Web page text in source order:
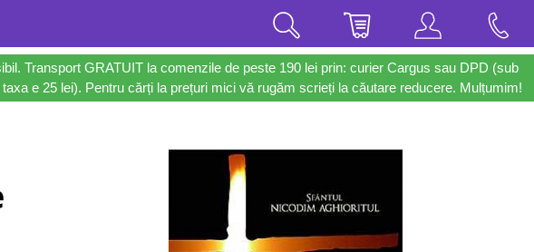
Transport GRATUIT la comenzile de peste 190 lei prin: curier Cargus sau DPD (sub
e 25 lei). Pentru cărți la prețuri mici vă rugăm scrieți la căutare reducere. Mulțumim!